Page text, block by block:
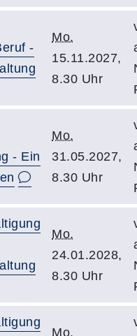
-
Mo.
15.11.2027,
8.30 Uhr
- Ein
Mo.
31.05.2027,
8.30 Uhr
Mo.
24.01.2028,
8.30 Uhr
Mo.